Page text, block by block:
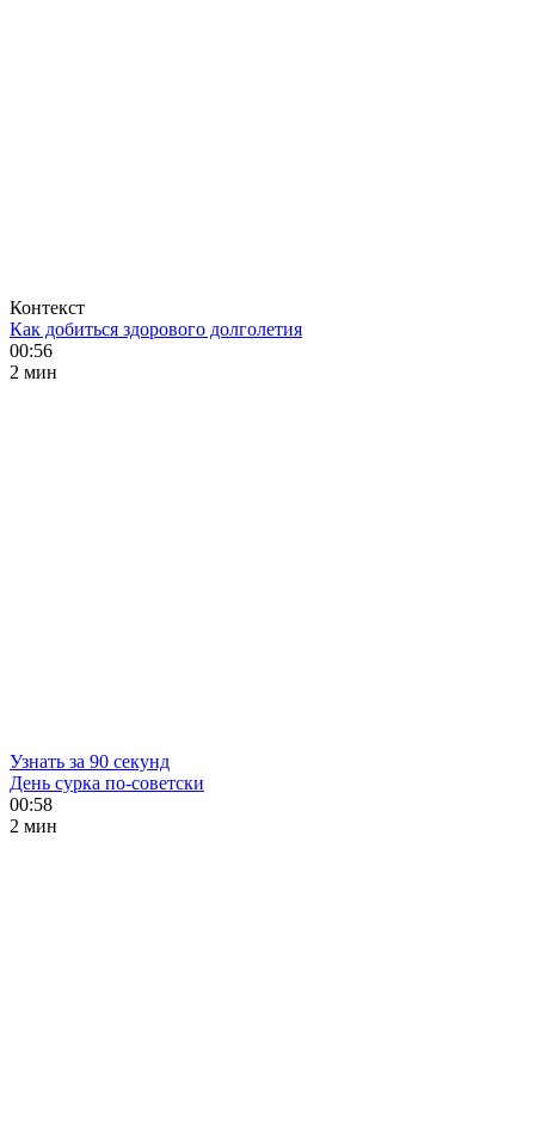
Контекст
Как добиться здорового долголетия
00:56
2 мин
Узнать за 90 секунд
День сурка по-советски
00:58
2 мин